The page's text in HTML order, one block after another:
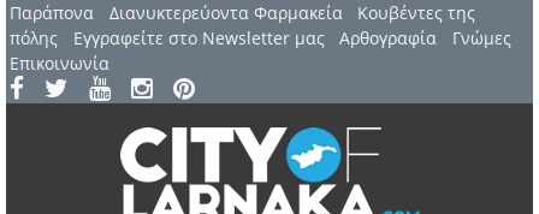
Παράπονα Διανυκτερεύοντα Φαρμακεία
Kουβέντες της
πόλης
Εγγραφείτε στο Newsletter μας Αρθογραφία
Γνώμες
Επικοινωνία